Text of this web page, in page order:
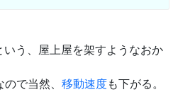
いう、屋上屋を架すようなおか
ので当然、 移動速度も下がる。